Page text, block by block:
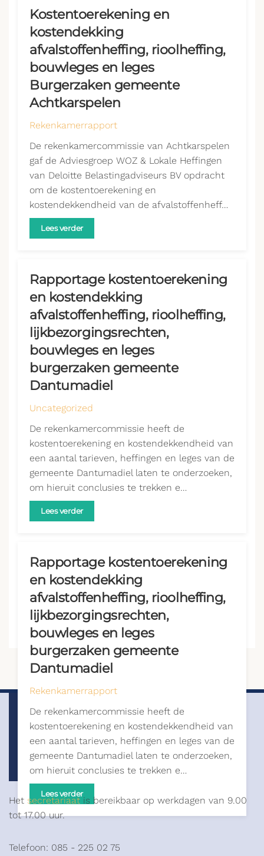
Kostentoerekening en
kostendekking
afvalstoffenheffing, rioolheffing,
bouwleges en leges
Burgerzaken gemeente
Achtkarspelen
Rekenkamerrapport
De rekenkamercommissie van Achtkarspelen
gaf de Adviesgroep WOZ & Lokale Heffingen
van Deloitte Belastingadviseurs BV opdracht
om de kostentoerekening en
kostendekkendheid van de afvalstoffenheff…
Lees verder
Rapportage kostentoerekening
en kostendekking
afvalstoffenheffing, rioolheffing,
lijkbezorgingsrechten,
bouwleges en leges
burgerzaken gemeente
Dantumadiel
Uncategorized
De rekenkamercommissie heeft de
kostentoerekening en kostendekkendheid van
een aantal tarieven, heffingen en leges van de
gemeente Dantumadiel laten te onderzoeken,
om hieruit conclusies te trekken e…
Lees verder
Rapportage kostentoerekening
en kostendekking
afvalstoffenheffing, rioolheffing,
lijkbezorgingsrechten,
bouwleges en leges
burgerzaken gemeente
Dantumadiel
Rekenkamerrapport
De rekenkamercommissie heeft de
kostentoerekening en kostendekkendheid van
een aantal tarieven, heffingen en leges van de
gemeente Dantumadiel laten te onderzoeken,
om hieruit conclusies te trekken e…
Lees verder
Het secretariaatis bereikbaar op werkdagen van 9.00
tot 17.00 uur.
Telefoon: 085 - 225 02 75